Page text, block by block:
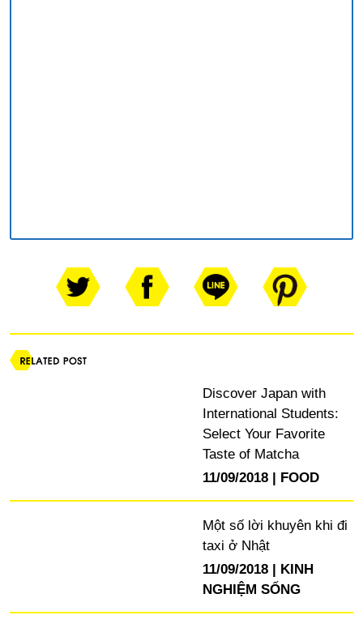
Discover Japan with
International Students:
Select Your Favorite
Taste of Matcha
11/09/2018
FOOD
Một số lời khuyên khi đi
taxi ở Nhật
11/09/2018
KINH
NGHIỆM SỐNG